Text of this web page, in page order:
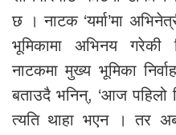
छ । नाटक ‘यर्मा’मा
भूमिकामा अभिनय
नाटकमा मुख्य भूमिका
बताउदै भनिन्, ‘आज
त्यति थाहा भएन । तर